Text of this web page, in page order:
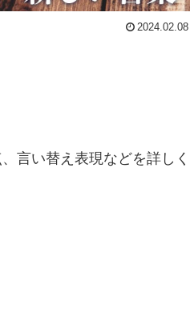
2024.02.08
言い替え表現などを詳しく